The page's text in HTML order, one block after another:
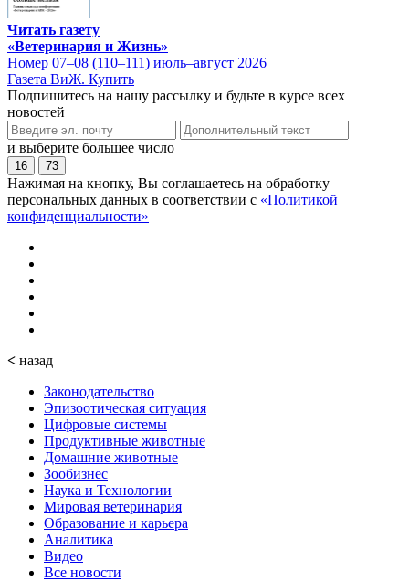
Читать газету
«Ветеринария и Жизнь»
Номер 07–08 (110–111) июль–август 2026
Газета ВиЖ. Купить
Подпишитесь на нашу рассылку и будьте в курсе всех
новостей
и выберите большее число
16 73
Нажимая на кнопку, Вы соглашаетесь на обработку
персональных данных в соответствии с «Политикой
конфиденциальности»
< назад
Законодательство
Эпизоотическая ситуация
Цифровые системы
Продуктивные животные
Домашние животные
Зообизнес
Наука и Технологии
Мировая ветеринария
Образование и карьера
Аналитика
Видео
Все новости